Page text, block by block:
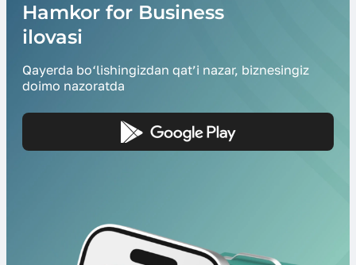
Hamkor for Business
ilovasi
Qayerda bo‘lishingizdan qat’i nazar, biznesingiz
doimo nazoratda